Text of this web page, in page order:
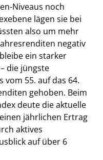
Niveaus noch
lägen sie bei
also um mehr
negativ
ein starker
die jüngste
vom 55. auf das 64.
gehoben. Beim
deute die aktuelle
jährlichen Ertrag
aktives
auf über 6